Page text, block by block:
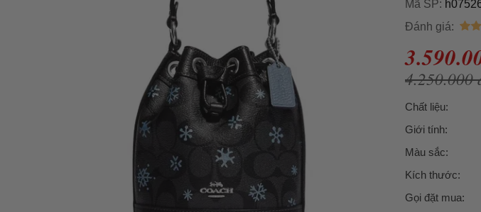
Mã SP:
Đánh giá:
4.250.000
Chất liệu:
Giới tính:
Màu sắc:
Kích thước:
Gọi đặt mua: